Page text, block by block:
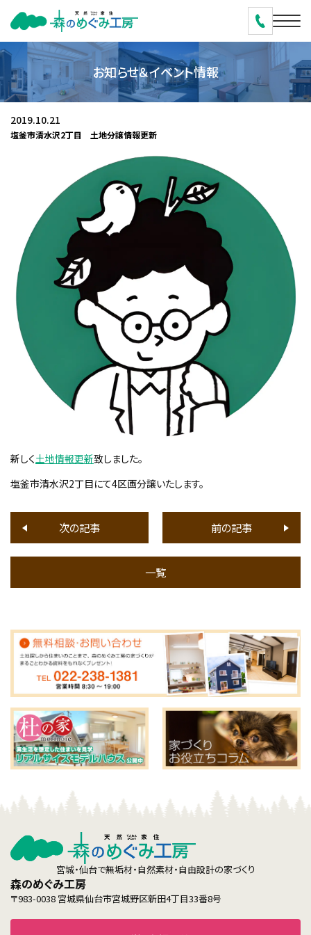
お知らせ＆イベント情報
2019.10.21
塩釜市清水沢2丁目 土地分譲情報更新
新しく土地情報更新致しました。
塩釜市清水沢2丁目にて4区画分譲いたします。
次の記事
一覧
前の記事
宮城・仙台で無垢材・自然素材・自由設計の家づくり
森のめぐみ工房
〒983-0038 宮城県仙台市宮城野区新田4丁目33番8号